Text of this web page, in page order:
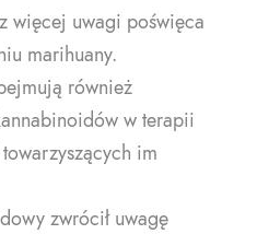
więcej uwagi poświęca
marihuany.
również
w terapii
im
zwrócił uwagę